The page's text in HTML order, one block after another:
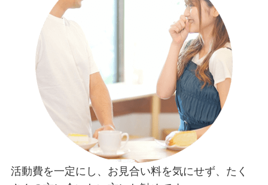
活動費を一定にし、お見合い料を気にせず、たく